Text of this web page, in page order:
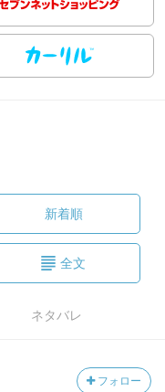
新着順
全文
ネタバレ
フォロー